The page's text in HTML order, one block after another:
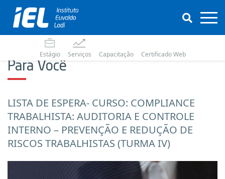
Estágio Serviços Capacitação Certificado Web
Para Você
LISTA DE ESPERA- CURSO: COMPLIANCE
TRABALHISTA: AUDITORIA E CONTROLE
INTERNO – PREVENÇÃO E REDUÇÃO DE
RISCOS TRABALHISTAS (TURMA IV)